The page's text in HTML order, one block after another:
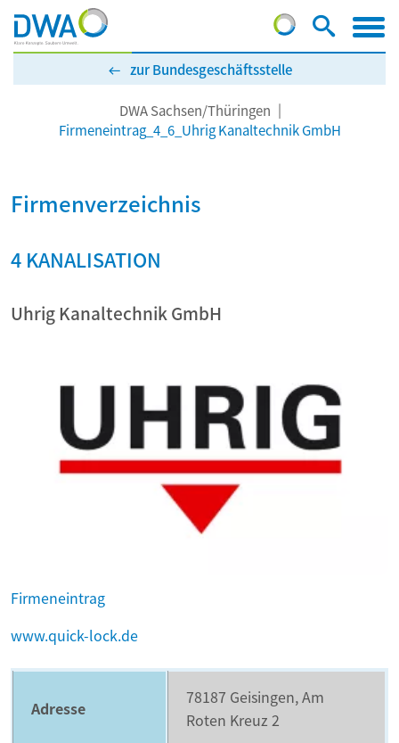
zur Bundesgeschäftsstelle
DWA Sachsen/Thüringen
Firmeneintrag_4_6_Uhrig Kanaltechnik GmbH
Firmenverzeichnis
4 KANALISATION
Uhrig Kanaltechnik GmbH
Firmeneintrag
www.quick-lock.de
Adresse
78187 Geisingen, Am
Roten Kreuz 2